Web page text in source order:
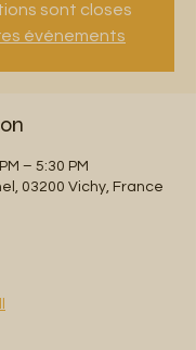
sont closes
événements
– 5:30 PM
03200 Vichy, France